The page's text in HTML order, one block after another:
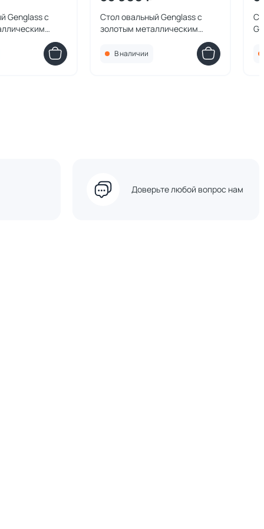
Genglass с
чёрная
см BD-
Стол овальный Genglass с
золотым металлическим
столешница, 160*80 см BD-
В наличии
Доверьте любой вопрос нам